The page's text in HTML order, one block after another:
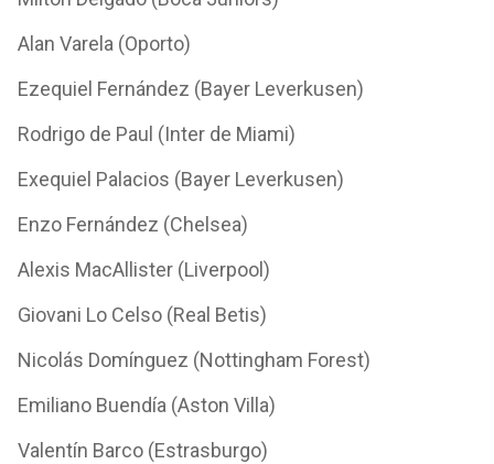
Alan Varela (Oporto)
Ezequiel Fernández (Bayer Leverkusen)
Rodrigo de Paul (Inter de Miami)
Exequiel Palacios (Bayer Leverkusen)
Enzo Fernández (Chelsea)
Alexis MacAllister (Liverpool)
Giovani Lo Celso (Real Betis)
Nicolás Domínguez (Nottingham Forest)
Emiliano Buendía (Aston Villa)
Valentín Barco (Estrasburgo)